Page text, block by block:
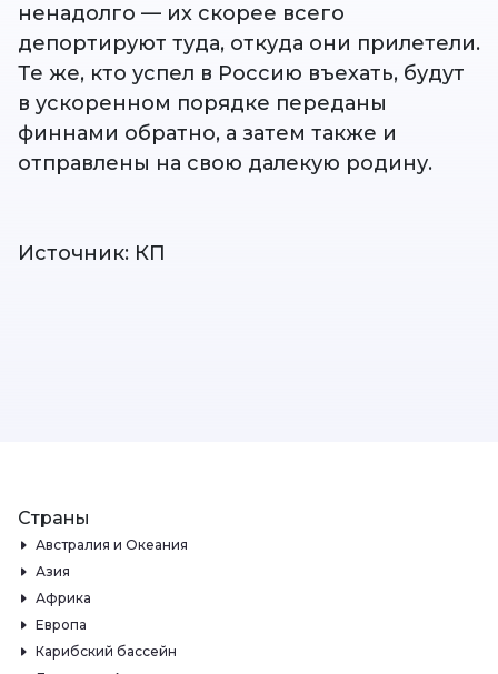
ненадолго — их скорее всего
депортируют туда, откуда они прилетели.
Те же, кто успел в Россию въехать, будут
в ускоренном порядке переданы
финнами обратно, а затем также и
отправлены на свою далекую родину.
Источник: КП
Страны
Австралия и Океания
Азия
Африка
Европа
Карибский бассейн